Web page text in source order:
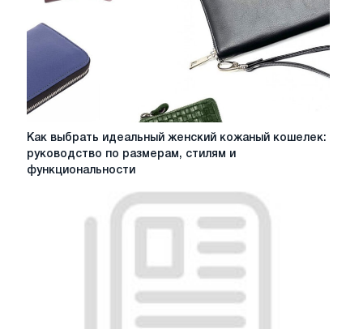
Как
идеальный
функциональности
Как выбрать идеальный женский кожаный кошелек:
руководство по размерам, стилям и
функциональности